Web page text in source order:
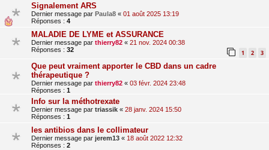
Signalement ARS
Dernier message par Paula8 « 01 août 2025 13:19
Réponses : 4
MALADIE DE LYME et ASSURANCE
Dernier message par thierry82 « 21 nov. 2024 00:38
Réponses : 32 1 2 3
Que peut vraiment apporter le CBD dans un cadre
thérapeutique ?
Dernier message par thierry82 « 03 févr. 2024 23:48
Réponses : 1
Info sur la méthotrexate
Dernier message par triassik « 28 janv. 2024 15:50
Réponses : 1
les antibios dans le collimateur
Dernier message par jerem13 « 18 août 2022 12:32
Réponses : 2